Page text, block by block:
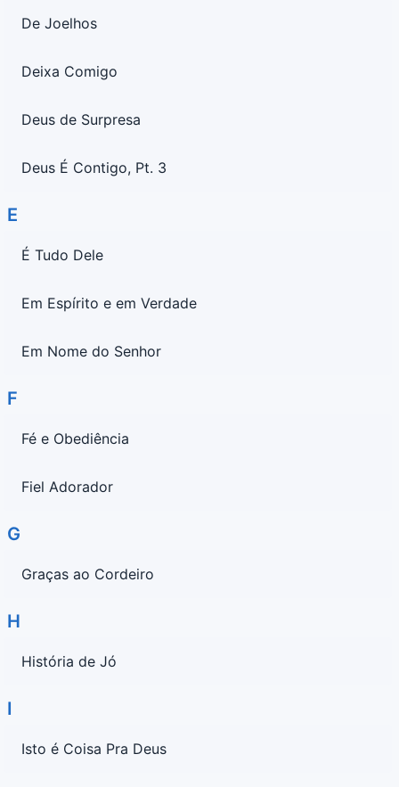
De Joelhos
Deixa Comigo
Deus de Surpresa
Deus É Contigo, Pt. 3
E
É Tudo Dele
Em Espírito e em Verdade
Em Nome do Senhor
F
Fé e Obediência
Fiel Adorador
G
Graças ao Cordeiro
H
História de Jó
I
Isto é Coisa Pra Deus